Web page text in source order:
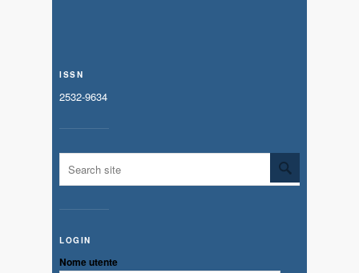
ISSN
2532-9634
LOGIN
Nome utente